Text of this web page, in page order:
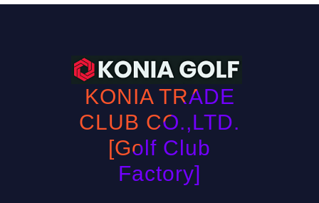
KONIA TRADE
CLUB CO.,LTD.
[Golf Club
Factory]